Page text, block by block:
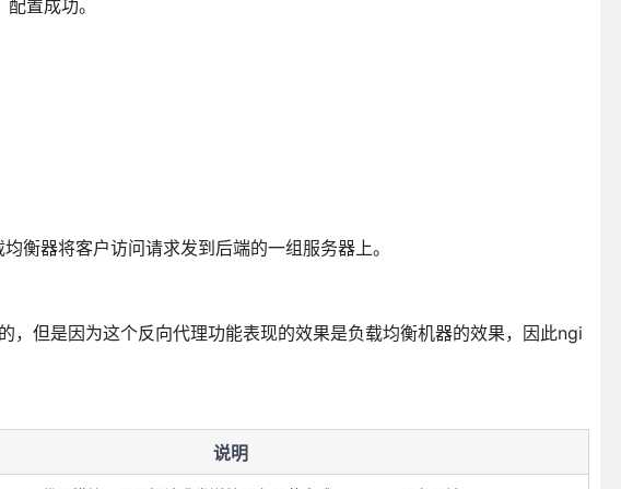
置成功。
衡器将客户访问请求发到后端的一组服务器上。
但是因为这个反向代理功能表现的效果是负载均衡机器的效果，因此ngi
说明